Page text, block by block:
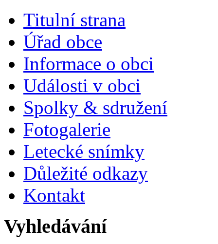
Titulní strana
Úřad obce
Informace o obci
Události v obci
Spolky & sdružení
Fotogalerie
Letecké snímky
Důležité odkazy
Kontakt
Vyhledávání